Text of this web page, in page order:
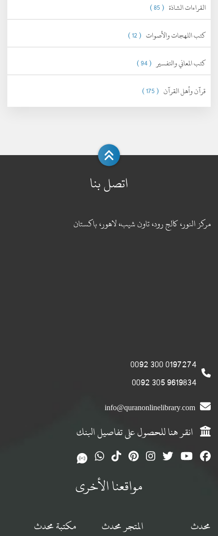
القراءات الشاذة ( 85 )
كتب اللهجات والأصوات ( 12 )
كتب المعاني والتفسير ( 94 )
قرآن وأهل القرآن ( 175 )
اتصل بنا
مركز النور، كالج رود، تاون شيب، لاهور، باكستان
0197274 300 0092
9619834 305 0092
info@quranonlinelibrary.com
انقر هنا للحصول على تفاصيل البنك
مواقعنا الأخرى
محدث المتجر محدث مكتبة محدث